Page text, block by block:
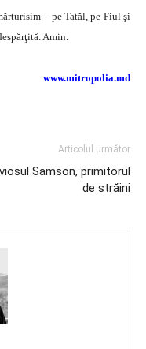
– pe Tatăl, pe Fiul şi
Amin.
www.mitropolia.md
Articolul următor
Samson, primitorul
de străini